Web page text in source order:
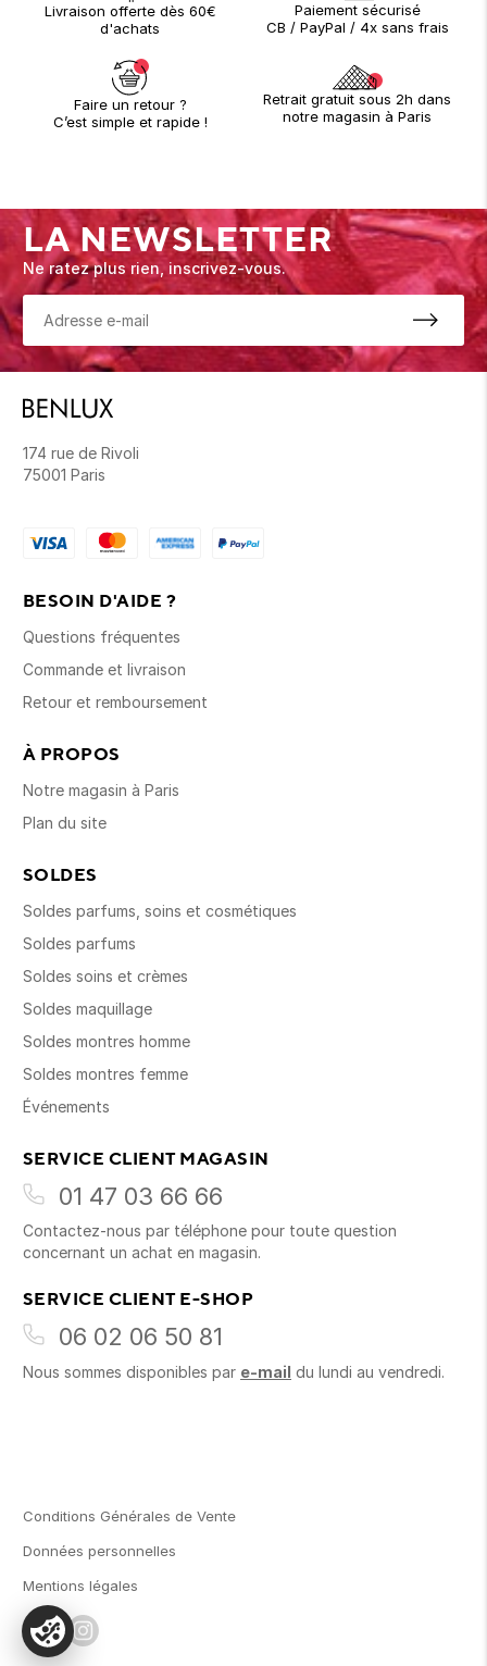
Livraison offerte dès 60€
d'achats
Paiement sécurisé
CB / PayPal / 4x sans frais
Faire un retour ?
C’est simple et rapide !
Retrait gratuit sous 2h dans
notre magasin à Paris
LA NEWSLETTER
Ne ratez plus rien, inscrivez-vous.
174 rue de Rivoli
75001 Paris
BESOIN D'AIDE ?
Questions fréquentes
Commande et livraison
Retour et remboursement
À PROPOS
Notre magasin à Paris
Plan du site
SOLDES
Soldes parfums, soins et cosmétiques
Soldes parfums
Soldes soins et crèmes
Soldes maquillage
Soldes montres homme
Soldes montres femme
Événements
SERVICE CLIENT MAGASIN
01 47 03 66 66
Contactez-nous par téléphone pour toute question
concernant un achat en magasin.
SERVICE CLIENT E-SHOP
06 02 06 50 81
Nous sommes disponibles par e-mail du lundi au vendredi.
Conditions Générales de Vente
Données personnelles
Mentions légales